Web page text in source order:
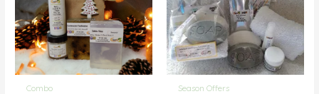
Combo Season Offers